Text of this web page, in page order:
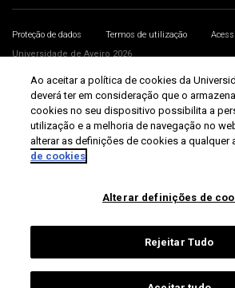
Proteção de dados Termos de utilização
Universidade de Aveiro 2026
Ao aceitar a política de cookies da
deverá ter em consideração que o
cookies no seu dispositivo possibilita a
utilização e a melhoria de navegação no
alterar as definições de cookies a qualquer
de cookies
Alterar definições de
Rejeitar Tudo